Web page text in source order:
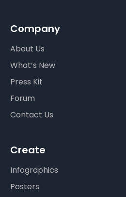
Company
About Us
What’s New
Press Kit
Forum
Contact Us
Create
Infographics
Posters